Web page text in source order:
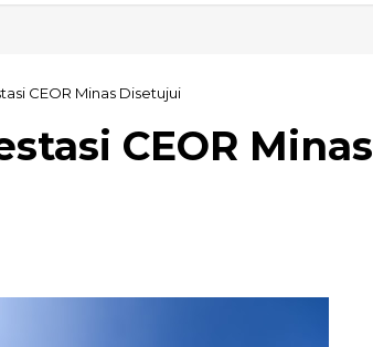
CEOR Minas Disetujui
CEOR Minas